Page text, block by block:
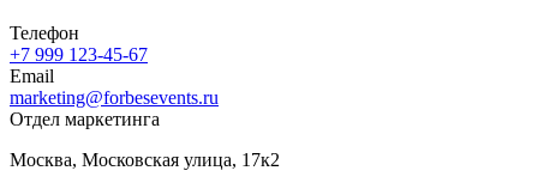
Телефон
+7 999 123-45-67
Email
marketing@forbesevents.ru
Отдел маркетинга
Москва, Московская улица, 17к2